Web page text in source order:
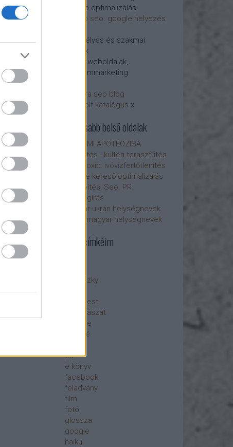
Honlap optimalizálás
honlap seo. google helyezés
Személyes és szakmai
blogok
Ajánló weboldalak,
tartalommarketing
arvisura seo blog
infrabolt katalógus x
Fontosabb belső oldalak
A SEMMI APOTEÓZISA
Infrafűtés - kültéri teraszfűtés
Klór-dioxid: ivóvízfertőtlenítés
Google kereső optimalizálás
Linképítés, Seo. PR
Szövegírás
Magyar-ukrán helységnevek
Ukrán-magyar helységnevek
Főbb címkéim
berniczky
Budapest
csillagászat
csönge
digitálé
ex
e könyv
facebook
feladvány
film
fotó
glossza
google
haiku
- honlap-